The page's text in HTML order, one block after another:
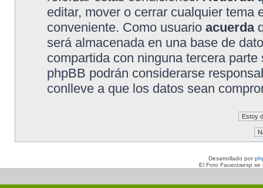
editar, mover o cerrar cualquier tema
conveniente. Como usuario acuerda
será almacenada en una base de
compartida con ninguna tercera
phpBB podrán considerarse
conlleve a que los datos sean
Desarrollado por
El Foro Fauerzaesp